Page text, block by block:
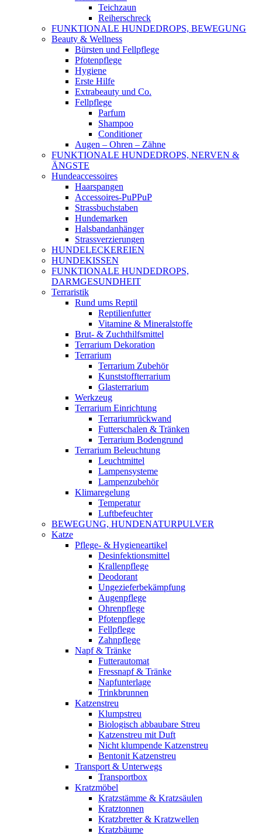
Teichzaun
Reiherschreck
FUNKTIONALE HUNDEDROPS, BEWEGUNG
Beauty & Wellness
Bürsten und Fellpflege
Pfotenpflege
Hygiene
Erste Hilfe
Extrabeauty und Co.
Fellpflege
Parfum
Shampoo
Conditioner
Augen – Ohren – Zähne
FUNKTIONALE HUNDEDROPS, NERVEN &
ÄNGSTE
Hundeaccessoires
Haarspangen
Accessoires-PuPPuP
Strassbuchstaben
Hundemarken
Halsbandanhänger
Strassverzierungen
HUNDELECKEREIEN
HUNDEKISSEN
FUNKTIONALE HUNDEDROPS,
DARMGESUNDHEIT
Terraristik
Rund ums Reptil
Reptilienfutter
Vitamine & Mineralstoffe
Brut- & Zuchthilfsmittel
Terrarium Dekoration
Terrarium
Terrarium Zubehör
Kunststoffterrarium
Glasterrarium
Werkzeug
Terrarium Einrichtung
Terrariumrückwand
Futterschalen & Tränken
Terrarium Bodengrund
Terrarium Beleuchtung
Leuchtmittel
Lampensysteme
Lampenzubehör
Klimaregelung
Temperatur
Luftbefeuchter
BEWEGUNG, HUNDENATURPULVER
Katze
Pflege- & Hygieneartikel
Desinfektionsmittel
Krallenpflege
Deodorant
Ungezieferbekämpfung
Augenpflege
Ohrenpflege
Pfotenpflege
Fellpflege
Zahnpflege
Napf & Tränke
Futterautomat
Fressnapf & Tränke
Napfunterlage
Trinkbrunnen
Katzenstreu
Klumpstreu
Biologisch abbaubare Streu
Katzenstreu mit Duft
Nicht klumpende Katzenstreu
Bentonit Katzenstreu
Transport & Unterwegs
Transportbox
Kratzmöbel
Kratzstämme & Kratzsäulen
Kratztonnen
Kratzbretter & Kratzwellen
Kratzbäume